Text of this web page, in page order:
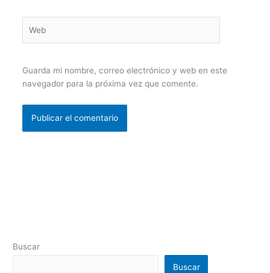
Guarda mi nombre, correo electrónico y web en este
navegador para la próxima vez que comente.
Buscar
Buscar